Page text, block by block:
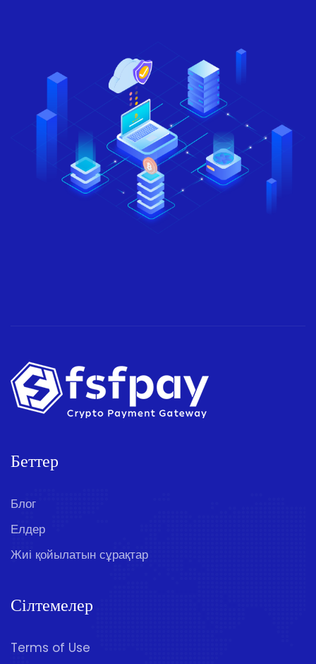
Беттер
Блог
Елдер
Жиі қойылатын сұрақтар
Сілтемелер
Terms of Use